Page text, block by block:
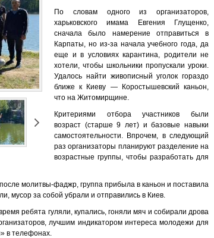
По словам одного из организаторов,
харьковского имама Евгения Глущенко,
сначала было намерение отправиться в
Карпаты, но из-за начала учебного года, да
еще и в условиях карантина, родители не
хотели, чтобы школьники пропускали уроки.
Удалось найти живописный уголок гораздо
ближе к Киеву — Коростышевский каньон,
что на Житомирщине.
Критериями отбора участников были
возраст (старше 9 лет) и базовые навыки
самостоятельности. Впрочем, в следующий
раз организаторы планируют разделение на
возрастные группы, чтобы разработать для
молитвы-фаджр, группа прибыла в каньон и поставила
мусор за собой убрали и отправились в Киев.
ребята гуляли, купались, гоняли мяч и собирали дрова
лучшим индикатором интереса молодежи для
в телефонах.